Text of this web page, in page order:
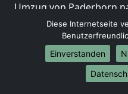
Umzug von Paderborn
Umzug von Paderborn
Umzug von Paderborn
Internationale-
Umzug von Paderborn
Diese Internetseite
Einverstanden